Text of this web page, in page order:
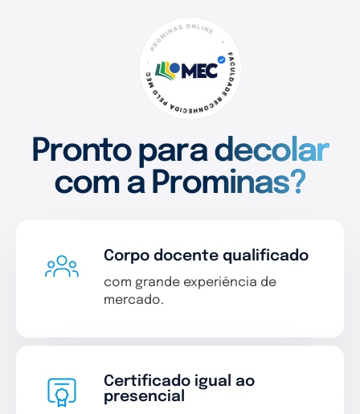
Pronto para decolar
com a Prominas?
Corpo docente qualificado
com grande experiência de
mercado.
Certificado igual ao
presencial